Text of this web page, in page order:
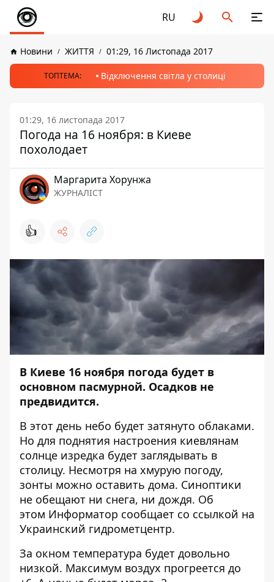
RU
Новини ЖИТТЯ 01:29, 16 Листопада 2017
ТОПТЕМА: Відключення світла у столиці
01:29, 16 листопада 2017
Погода на 16 ноября: в Киеве
похолодает
Маргарита Хорунжа
ЖУРНАЛІСТ
👍
В Киеве 16 ноября погода будет в
основном пасмурной. Осадков не
предвидится.
В этот день небо будет затянуто облаками.
Но для поднятия настроения киевлянам
солнце изредка будет заглядывать в
столицу. Несмотря на хмурую погоду,
зонты можно оставить дома. Синоптики
не обещают ни снега, ни дождя. Об
этом Информатор сообщает со ссылкой на
Украинский гидрометцентр.
За окном температура будет довольно
низкой. Максимум воздух прогреется до